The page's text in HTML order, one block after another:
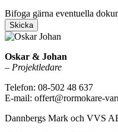
Bifoga gärna eventuella
Skicka
Oskar & Johan
– Projektledare
Telefon: 08-502 48 637
E-mail: offert@rormokare-
Dannbergs Mark och VVS